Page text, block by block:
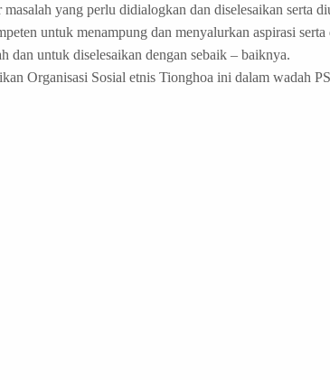
yang perlu didialogkan dan diselesaikan serta
untuk menampung dan menyalurkan aspirasi
dan untuk diselesaikan dengan sebaik – baiknya.
Organisasi Sosial etnis Tionghoa ini dalam wadah